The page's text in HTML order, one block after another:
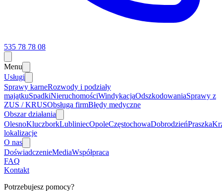
535 78 78 08
Menu
Usługi
Sprawy karneRozwody i podziały
majątkuSpadkiNieruchomościWindykacjaOdszkodowaniaSprawy z
ZUS / KRUSObsługa firmBłędy medyczne
Obszar działania
OlesnoKluczborkLubliniecOpoleCzęstochowaDobrodzieńPraszka
lokalizacje
O nas
DoświadczenieMediaWspółpraca
FAQ
Kontakt
Potrzebujesz pomocy?